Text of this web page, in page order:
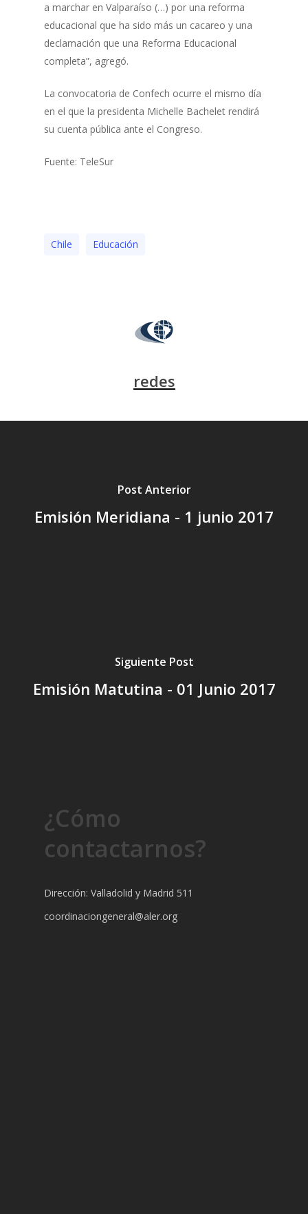
a marchar en Valparaíso (…) por una reforma
educacional que ha sido más un cacareo y una
declamación que una Reforma Educacional
completa”, agregó.
La convocatoria de Confech ocurre el mismo día
en el que la presidenta Michelle Bachelet rendirá
su cuenta pública ante el Congreso.
Fuente: TeleSur
Chile Educación
redes
Post Anterior
Emisión Meridiana - 1 junio 2017
Siguiente Post
Emisión Matutina - 01 Junio 2017
¿Cómo
contactarnos?
Dirección: Valladolid y Madrid 511
coordinaciongeneral@aler.org